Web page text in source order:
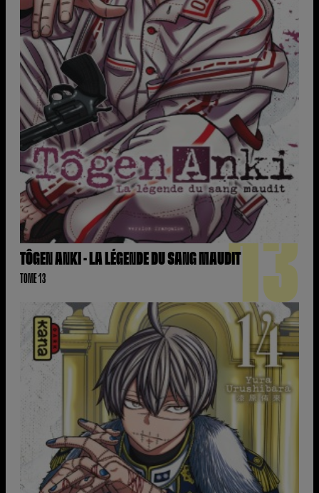
TÔGEN ANKI - LA LÉGENDE DU SANG MAUDIT
TOME 13 13